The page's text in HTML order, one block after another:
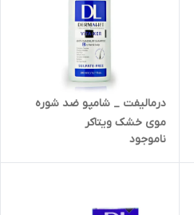
درمالیفت _ شامپو ضد شوره
موی خشک ویتاکر
ناموجود